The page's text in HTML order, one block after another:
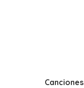
Canciones